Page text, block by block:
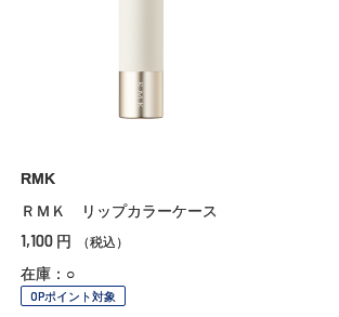
RMK
ＲＭＫ リップカラーケース
1,100 円 （税込）
在庫：○
OPポイント対象